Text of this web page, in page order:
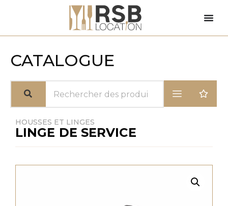
CATALOGUE
HOUSSES ET LINGES
LINGE DE SERVICE